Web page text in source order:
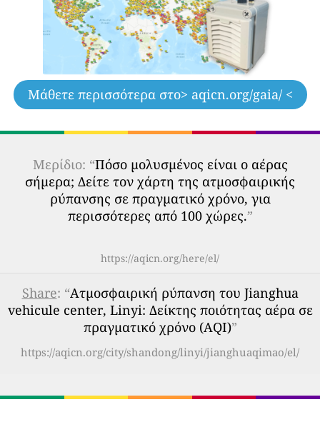
Μάθετε περισσότερα στο> aqicn.org/gaia/ <
Μερίδιο: “Πόσο μολυσμένος είναι ο αέρας
σήμερα; Δείτε τον χάρτη της ατμοσφαιρικής
ρύπανσης σε πραγματικό χρόνο, για
περισσότερες από 100 χώρες.”
https://aqicn.org/here/el/
Share: “Ατμοσφαιρική ρύπανση του Jianghua
vehicule center, Linyi: Δείκτης ποιότητας αέρα σε
πραγματικό χρόνο (AQI)”
https://aqicn.org/city/shandong/linyi/jianghuaqimao/el/